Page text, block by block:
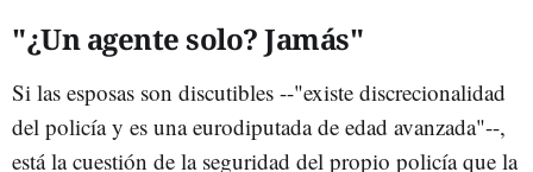
"¿Un agente solo? Jamás"
Si las esposas son discutibles --"existe discrecionalidad
del policía y es una eurodiputada de edad avanzada"--,
está la cuestión de la seguridad del propio policía que la